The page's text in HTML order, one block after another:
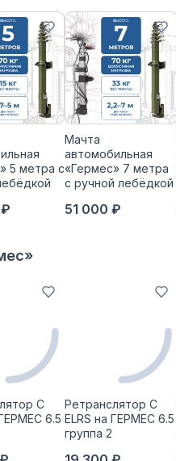
5 метра с
Мачта
автомобильная
«Гермес» 7 метра
с ручной лебёдкой
51 000 ₽
С
6.5
Ретранслятор С
ELRS на ГЕРМЕС 6.5
группа 2